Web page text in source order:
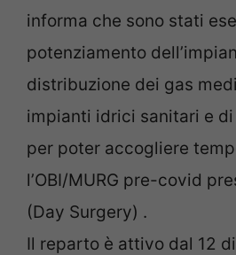
informa che sono stati
potenziamento
distribuzione dei gas
impianti idrici sanitari e
per poter accogliere
l’OBI/MURG pre-covid
(Day Surgery) .
Il reparto è attivo dal 12